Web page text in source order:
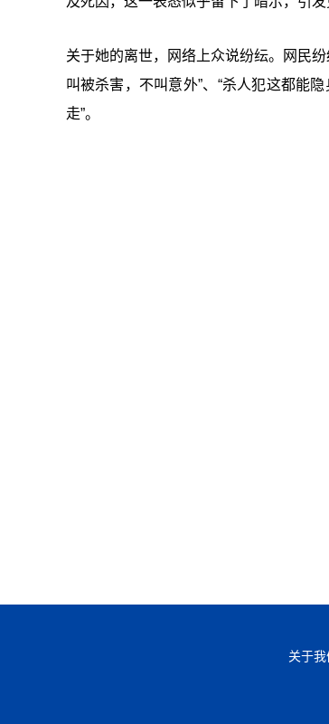
关于她的离世，网络上众说纷纭。网民纷
叫被杀害，不叫意外”、“杀人犯这都能
走”。
关于我